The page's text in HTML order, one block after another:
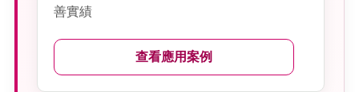
善實績
查看應用案例